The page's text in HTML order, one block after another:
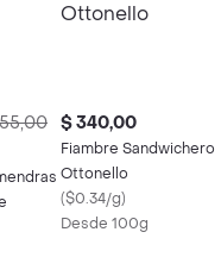
$ 340,00
Fiambre Sandwichero
Ottonello
($0.34/g)
Desde 100g